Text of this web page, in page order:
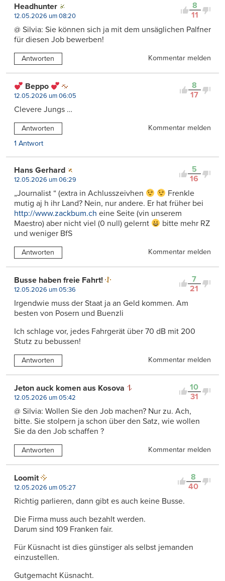
8
11
Headhunter
12.05.2026 um 08:20
@ Silvia: Sie können sich ja mit dem unsäglichen Palfner
für diesen Job bewerben!
Antworten Kommentar melden
8
17
Beppo
12.05.2026 um 06:05
Clevere Jungs …
Antworten
Kommentar melden
1 Antwort
5
16
Hans Gerhard
12.05.2026 um 06:29
„Journalist “ (extra in Achlusszeivhen
Frenkle
mutig aj h ihr Land? Nein, nur andere. Er hat früher bei
http://www.zackbum.ch eine Seite (vin unserem
Maestro) aber nicht viel (0 null) gelernt
bitte mehr RZ
und weniger BfS
Antworten Kommentar melden
7
21
Busse haben freie Fahrt!
12.05.2026 um 05:36
Irgendwie muss der Staat ja an Geld kommen. Am
besten von Posern und Buenzli
Ich schlage vor, jedes Fahrgerät über 70 dB mit 200
Stutz zu bebussen!
Antworten Kommentar melden
10
31
Jeton auck komen aus Kosova
12.05.2026 um 05:42
@ Silvia: Wollen Sie den Job machen? Nur zu. Ach,
bitte. Sie stolpern ja schon über den Satz, wie wollen
Sie da den Job schaffen ?
Antworten Kommentar melden
8
40
Loomit
12.05.2026 um 05:27
Richtig parlieren, dann gibt es auch keine Busse.
Die Firma muss auch bezahlt werden.
Darum sind 109 Franken fair.
Für Küsnacht ist dies günstiger als selbst jemanden
einzustellen.
Gutgemacht Küsnacht.